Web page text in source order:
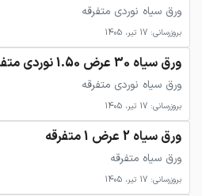
ورق سیاه نوردی متفرقه
بروزرسانی: 17 تیر، 1405
ورق سیاه 30 عرض 1.50 نوردی متفرقه
ورق سیاه نوردی متفرقه
بروزرسانی: 17 تیر، 1405
ورق سیاه 2 عرض 1 متفرقه
ورق سیاه متفرقه
بروزرسانی: 17 تیر، 1405